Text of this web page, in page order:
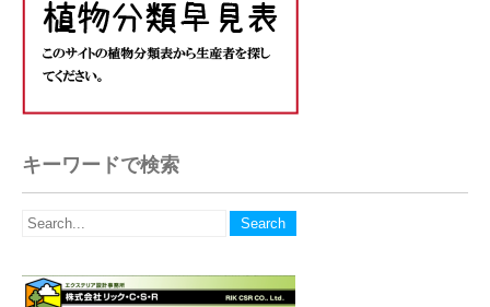
キーワードで検索